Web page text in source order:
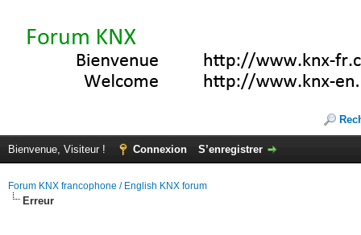
Bienvenue, Visiteur ! Connexion S’enregistrer
Forum KNX francophone / English KNX forum
Erreur